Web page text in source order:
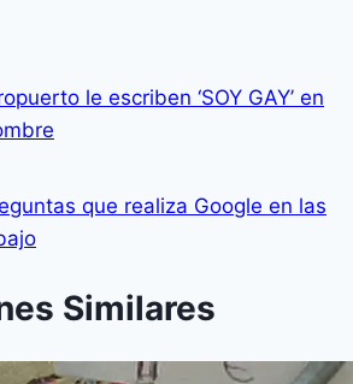
le escriben ‘SOY GAY’ en
que realiza Google en las
Similares